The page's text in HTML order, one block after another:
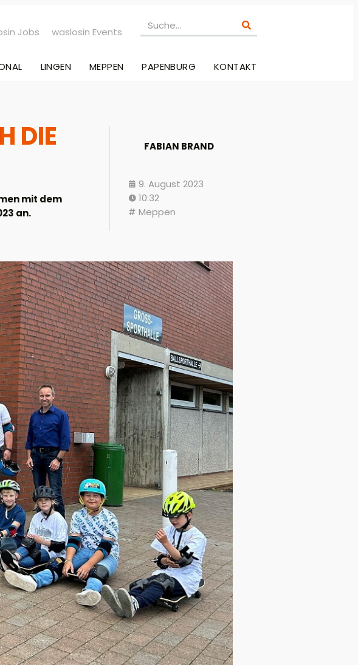
Jobs waslosin Events
LINGEN MEPPEN PAPENBURG KONTAKT
DIE
mit dem
an.
FABIAN BRAND
9. August 2023
10:32
Meppen